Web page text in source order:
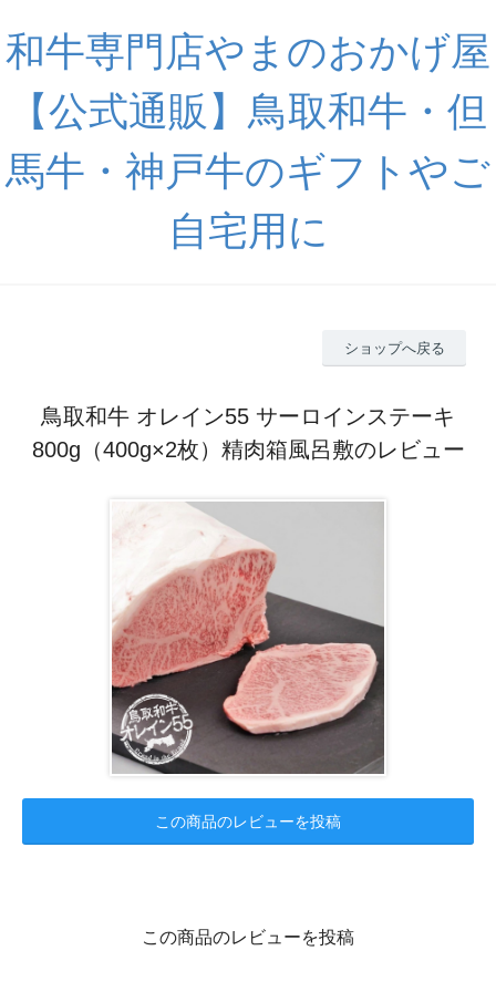
和牛専門店やまのおかげ屋
【公式通販】鳥取和牛・但
馬牛・神戸牛のギフトやご
自宅用に
ショップへ戻る
鳥取和牛 オレイン55 サーロインステーキ
800g（400g×2枚）精肉箱風呂敷のレビュー
この商品のレビューを投稿
この商品のレビューを投稿